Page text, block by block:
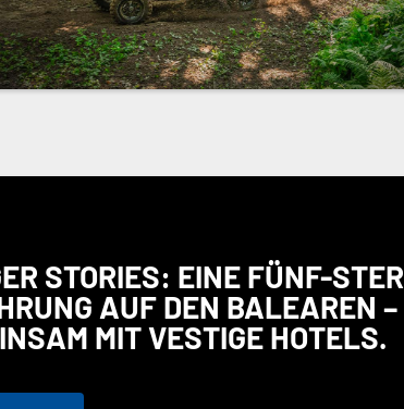
STORIES: EINE FÜNF-
AUF DEN BALEAREN –
MIT VESTIGE HOTELS.